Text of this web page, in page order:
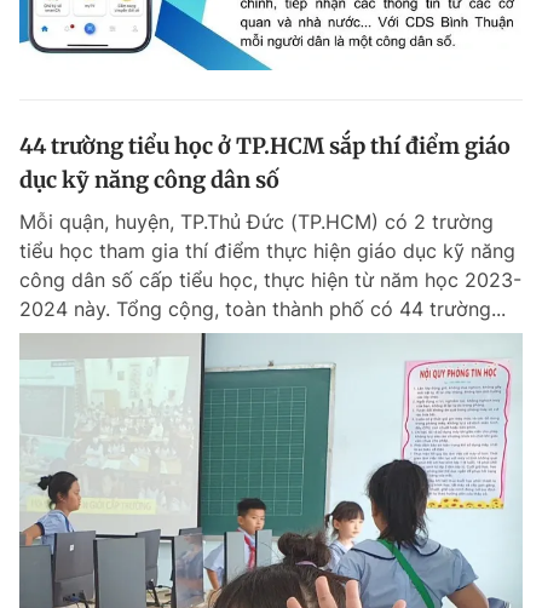
44 trường tiểu học ở TP.HCM sắp thí điểm giáo
dục kỹ năng công dân số
Mỗi quận, huyện, TP.Thủ Đức (TP.HCM) có 2 trường
tiểu học tham gia thí điểm thực hiện giáo dục kỹ năng
công dân số cấp tiểu học, thực hiện từ năm học 2023-
2024 này. Tổng cộng, toàn thành phố có 44 trường...